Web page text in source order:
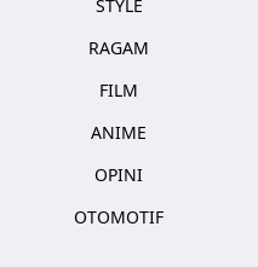
STYLE
RAGAM
FILM
ANIME
OPINI
OTOMOTIF